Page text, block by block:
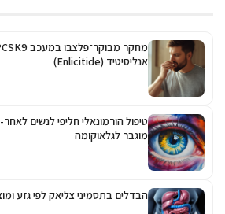
אנליסיטיד (Enlicitide)
טיפול הורמונאלי חליפי לנשים
מוגבר לגלאוקומה
הבדלים בתסמיני צליאק לפי גזע